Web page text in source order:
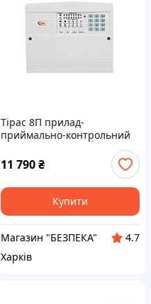
Тірас 8П прилад-
приймально-контрольний
11 790₴
Купити
Магазин "БЕЗПЕКА"
4.7
Харків